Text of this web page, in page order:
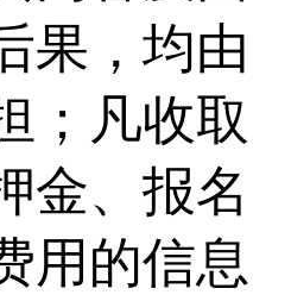
果，均由
；凡收取
金、报名
用的信息